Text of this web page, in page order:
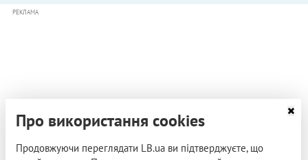
РЕКЛАМА
Про використання cookies
Продовжуючи переглядати LB.ua ви підтверджуєте, що